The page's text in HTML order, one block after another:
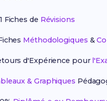
Fiches de Révisions
Méthodologiques &
d'Expérience pour
& Graphiques